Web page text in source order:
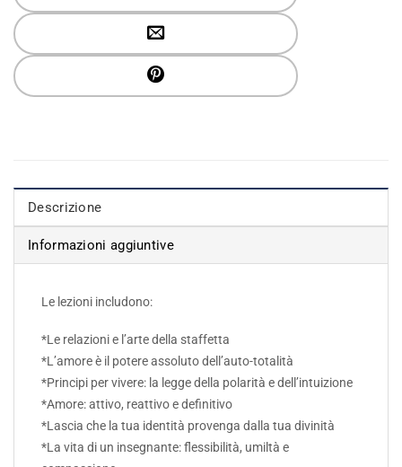
Descrizione
Informazioni aggiuntive
Le lezioni includono:
*Le relazioni e l’arte della staffetta
*L’amore è il potere assoluto dell’auto-totalità
*Principi per vivere: la legge della polarità e dell’intuizione
*Amore: attivo, reattivo e definitivo
*Lascia che la tua identità provenga dalla tua divinità
*La vita di un insegnante: flessibilità, umiltà e